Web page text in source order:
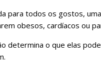
para todos os gostos,
obesos, cardíacos ou
determina o que elas